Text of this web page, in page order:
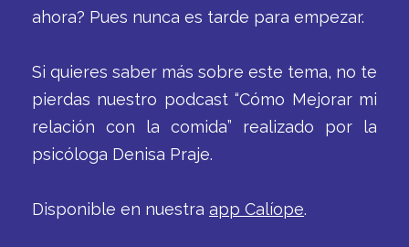
ahora? Pues nunca es tarde para empezar.
Si quieres saber más sobre este tema, no te
pierdas nuestro podcast “Cómo Mejorar mi
relación con la comida” realizado por la
psicóloga Denisa Praje.
Disponible en nuestra app Calíope.